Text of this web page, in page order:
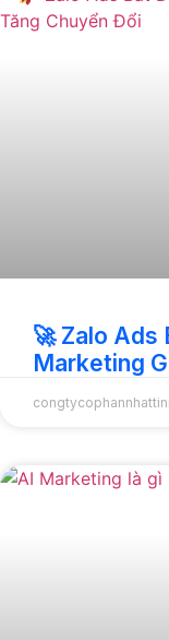
🚀 Zalo Ads
Marketing